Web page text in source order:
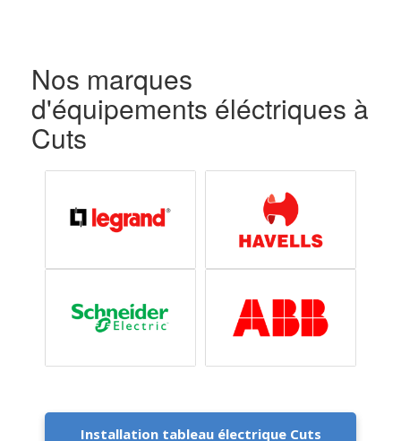
Nos marques
d'équipements éléctriques à
Cuts
Installation tableau électrique Cuts